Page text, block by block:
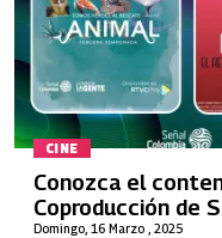
CINE
Domingo, 16 Marzo , 2025
Conozca el
Coproducción de